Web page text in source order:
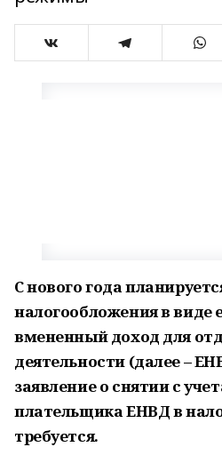
С нового года
налогообложения в виде
вмененный доход для
деятельности (далее –
заявление о снятии с
плательщика ЕНВД в
требуется.